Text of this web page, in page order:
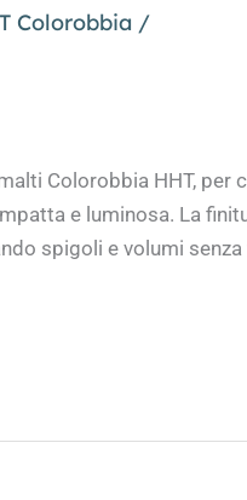
Colorobbia /
€
Colorobbia HHT, per
e luminosa. La
spigoli e volumi